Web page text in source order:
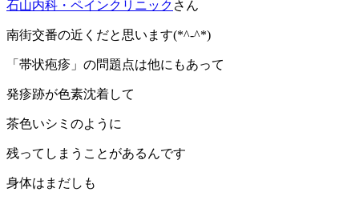
石山内科・ペインクリニック さん
南街交番の近くだと思います(*^-^*)
「帯状疱疹」の問題点は他にもあって
発疹跡が色素沈着して
茶色いシミのように
残ってしまうことがあるんです
身体はまだしも